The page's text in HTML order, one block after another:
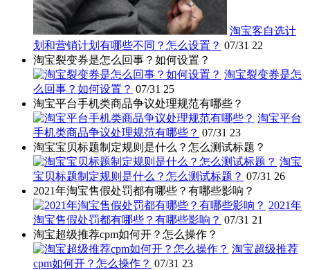
淘宝客自选计
划和营销计划有哪些不同？怎么设置？ 07/31 22
淘宝裂变券是怎么回事？如何设置？
淘宝裂变券是怎
么回事？如何设置？ 07/31 25
淘宝平台手机类商品争议处理规范有哪些？
淘宝平台
手机类商品争议处理规范有哪些？ 07/31 23
淘宝宝贝标题制定规则是什么？怎么测试标题？
淘宝
宝贝标题制定规则是什么？怎么测试标题？ 07/31 26
2021年淘宝售假处罚都有哪些？有哪些影响？
2021年
淘宝售假处罚都有哪些？有哪些影响？ 07/31 21
淘宝超级推荐cpm如何开？怎么操作？
淘宝超级推荐
cpm如何开？怎么操作？ 07/31 23